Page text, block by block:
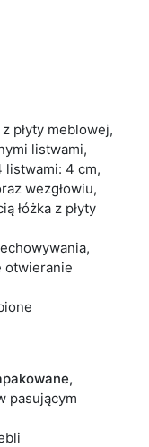
płyty meblowej,
listwami,
listwami: 4 cm,
wezgłowiu,
łóżka z płyty
otwieranie
pasującym